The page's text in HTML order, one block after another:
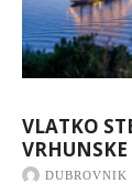
VLATKO
DUBROVNIK